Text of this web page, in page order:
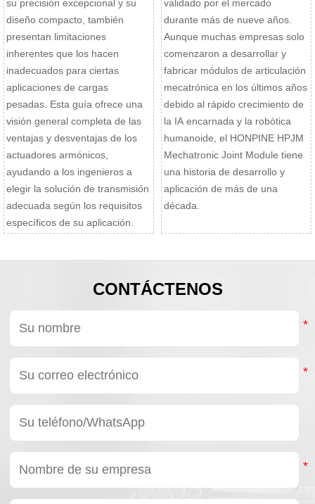
su precisión excepcional y su
diseño compacto, también
presentan limitaciones
inherentes que los hacen
inadecuados para ciertas
aplicaciones de cargas
pesadas. Esta guía ofrece una
visión general completa de las
ventajas y desventajas de los
actuadores armónicos,
ayudando a los ingenieros a
elegir la solución de transmisión
adecuada según los requisitos
específicos de su aplicación.
validado por el mercado
durante más de nueve años.
Aunque muchas empresas solo
comenzaron a desarrollar y
fabricar módulos de articulación
mecatrónica en los últimos años
debido al rápido crecimiento de
la IA encarnada y la robótica
humanoide, el HONPINE HPJM
Mechatronic Joint Module tiene
una historia de desarrollo y
aplicación de más de una
década.
CONTÁCTENOS